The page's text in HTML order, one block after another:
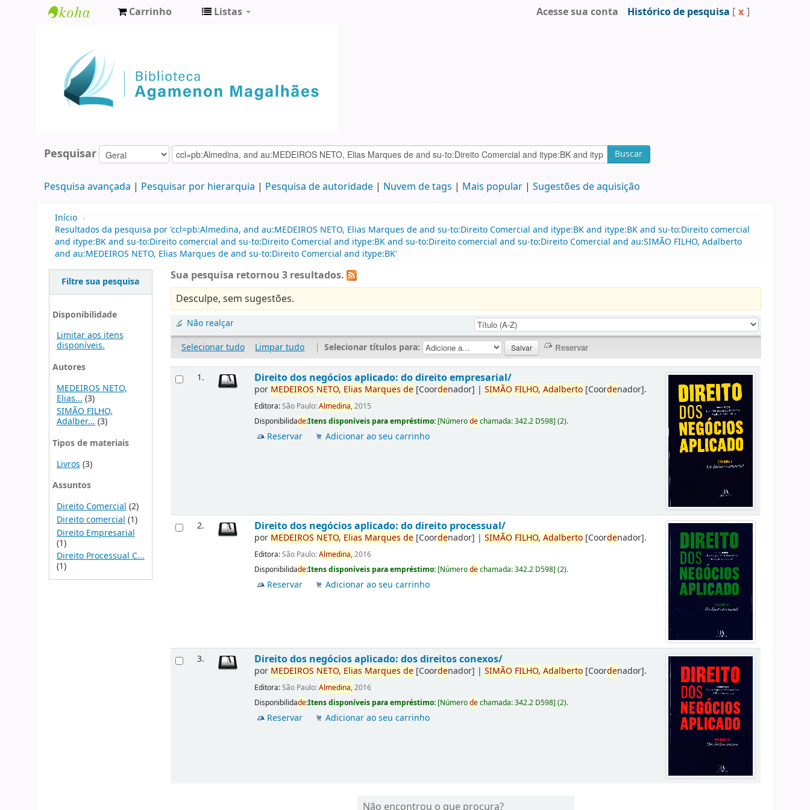
Agamenon
Magalhães
Carrinho Listas Acesse sua conta Histórico de pesquisa [ x ]
Pesquisar Buscar
Pesquisa avançada Pesquisar por hierarquia Pesquisa de autoridade Nuvem de tags Mais popular Sugestões de aquisição
Início ›
Resultados da pesquisa por 'ccl=pb:Almedina, and au:MEDEIROS NETO, Elias Marques de and su-to:Direito Comercial and itype:BK and itype:BK and su-to:Direito comercial
and itype:BK and su-to:Direito comercial and su-to:Direito Comercial and itype:BK and su-to:Direito comercial and su-to:Direito Comercial and au:SIMÃO FILHO, Adalberto
and au:MEDEIROS NETO, Elias Marques de and su-to:Direito Comercial and itype:BK'
Filtre sua pesquisa
Disponibilidade
Limitar aos itens
disponíveis.
Autores
MEDEIROS NETO,
Elias... (3)
SIMÃO FILHO,
Adalber...(3)
Tipos de materiais
Livros (3)
Assuntos
Direito Comercial (2)
Direito comercial (1)
Direito Empresarial
(1)
Direito Processual C...
(1)
Sua pesquisa retornou 3 resultados.
Desculpe, sem sugestões.
Não realçar
Selecionar tudo
Limpar tudo | Selecionar títulos para:
1. Direito dos negócios aplicado: do direito empresarial/
por MEDEIROS NETO, Elias Marques de [Coordenador] |SIMÃO FILHO, Adalberto [Coordenador].
Editora:São Paulo:Almedina,2015
Disponibilidade:Itens disponíveis para empréstimo: [Númerodechamada:342.2 D598](2).
Reservar Adicionar ao seu carrinho
2. Direito dos negócios aplicado: do direito processual/
por MEDEIROS NETO, Elias Marques de [Coordenador] |SIMÃO FILHO, Adalberto [Coordenador].
Editora:São Paulo:Almedina,2016
Disponibilidade:Itens disponíveis para empréstimo: [Númerodechamada:342.2 D598](2).
Reservar Adicionar ao seu carrinho
3. Direito dos negócios aplicado: dos direitos conexos/
por MEDEIROS NETO, Elias Marques de [Coordenador] |SIMÃO FILHO, Adalberto [Coordenador].
Editora:São Paulo:Almedina,2016
Disponibilidade:Itens disponíveis para empréstimo: [Númerodechamada:342.2 D598](2).
Reservar Adicionar ao seu carrinho